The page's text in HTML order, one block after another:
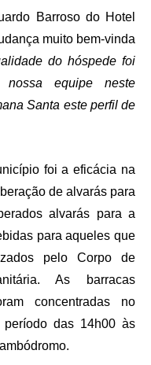
Barroso do Hotel
muito bem-vinda
do hóspede foi
nossa equipe neste
Santa este perfil de
foi a eficácia na
de alvarás para
alvarás para a
para aqueles que
pelo Corpo de
As barracas
concentradas no
das 14h00 às